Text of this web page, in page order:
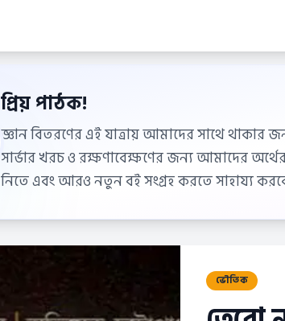
প্রিয় পাঠক!
জ্ঞান বিতরণের এই যাত্রায় আমাদের সাথে থাকার
সার্ভার খরচ ও রক্ষণাবেক্ষণের জন্য আমাদের
নিতে এবং আরও নতুন বই সংগ্রহ করতে সাহায্য
ভৌতিক